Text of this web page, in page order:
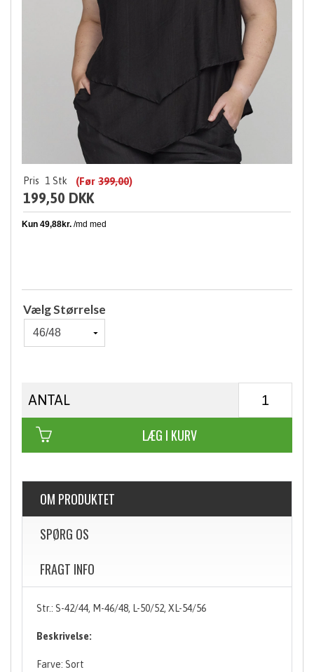
Pris 1 Stk (Før 399,00)
199,50 DKK
Vælg Størrelse
ANTAL
LÆG I KURV
OM PRODUKTET
SPØRG OS
FRAGT INFO
Str.: S-42/44, M-46/48, L-50/52, XL-54/56
Beskrivelse:
Farve: Sort